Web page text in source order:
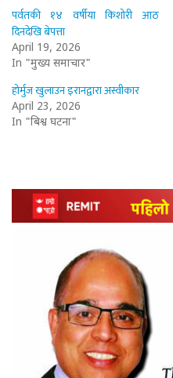
पर्वतकी १४ वर्षीया किशोरी आठ
दिनदेखि बेपत्ता
April 19, 2026
In "मुख्य समाचार"
होर्मुज खुलाउन इरानद्वारा अस्वीकार
April 23, 2026
In "बिश्व घटना"